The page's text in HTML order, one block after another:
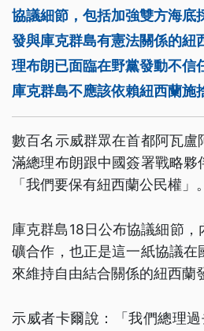
協議細節，包括加強雙方海底
發與庫克群島有憲法關係的紐
理布朗已面臨在野黨發動不信
庫克群島不應該依賴紐西蘭施
數百名示威群眾在首都阿瓦盧
滿總理布朗跟中國簽署戰略
「我們要保有紐西蘭公民權」。
庫克群島18日公布協議細節
礦合作，也正是這一紙協議在
來維持自由結合關係的紐西蘭
示威者卡爾說：「我們總理